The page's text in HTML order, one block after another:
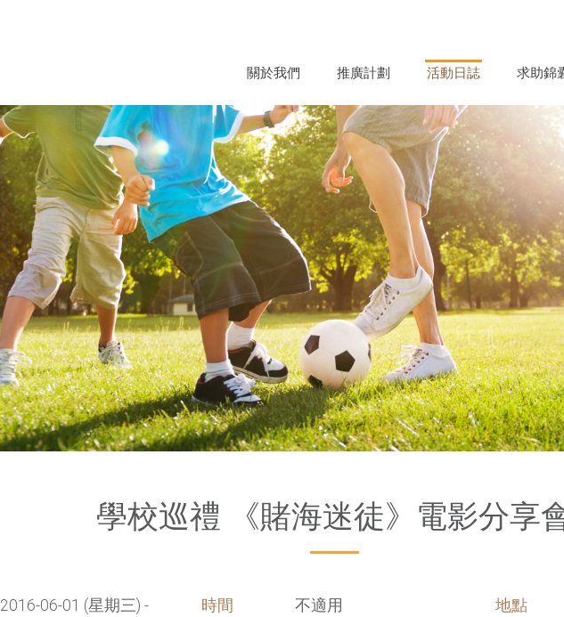
關於我們 推廣計劃 活動日誌 求助錦
學校巡禮 《賭海迷徒》電影分享
2016-06-01 (星期三) -
時間 不適用 地點